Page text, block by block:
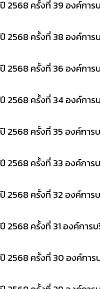
2568 ครั้งที่ 39 องค์กา
2568 ครั้งที่ 38 องค์กา
2568 ครั้งที่ 36 องค์กา
2568 ครั้งที่ 34 องค์กา
2568 ครั้งที่ 35 องค์กา
2568 ครั้งที่ 33 องค์กา
2568 ครั้งที่ 32 องค์กา
2568 ครั้งที่ 31 องค์กา
2568 ครั้งที่ 30 องค์กา